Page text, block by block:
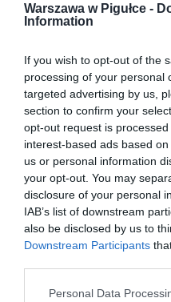
Warszawa w Pigułce -
Information
If you wish to opt-out of the
processing of your personal
targeted advertising by us,
section to confirm your
opt-out request is
interest-based ads based
us or personal information
your opt-out. You may
disclosure of your personal
IAB’s list of downstream
also be disclosed by us to
Downstream Participants
Personal Data